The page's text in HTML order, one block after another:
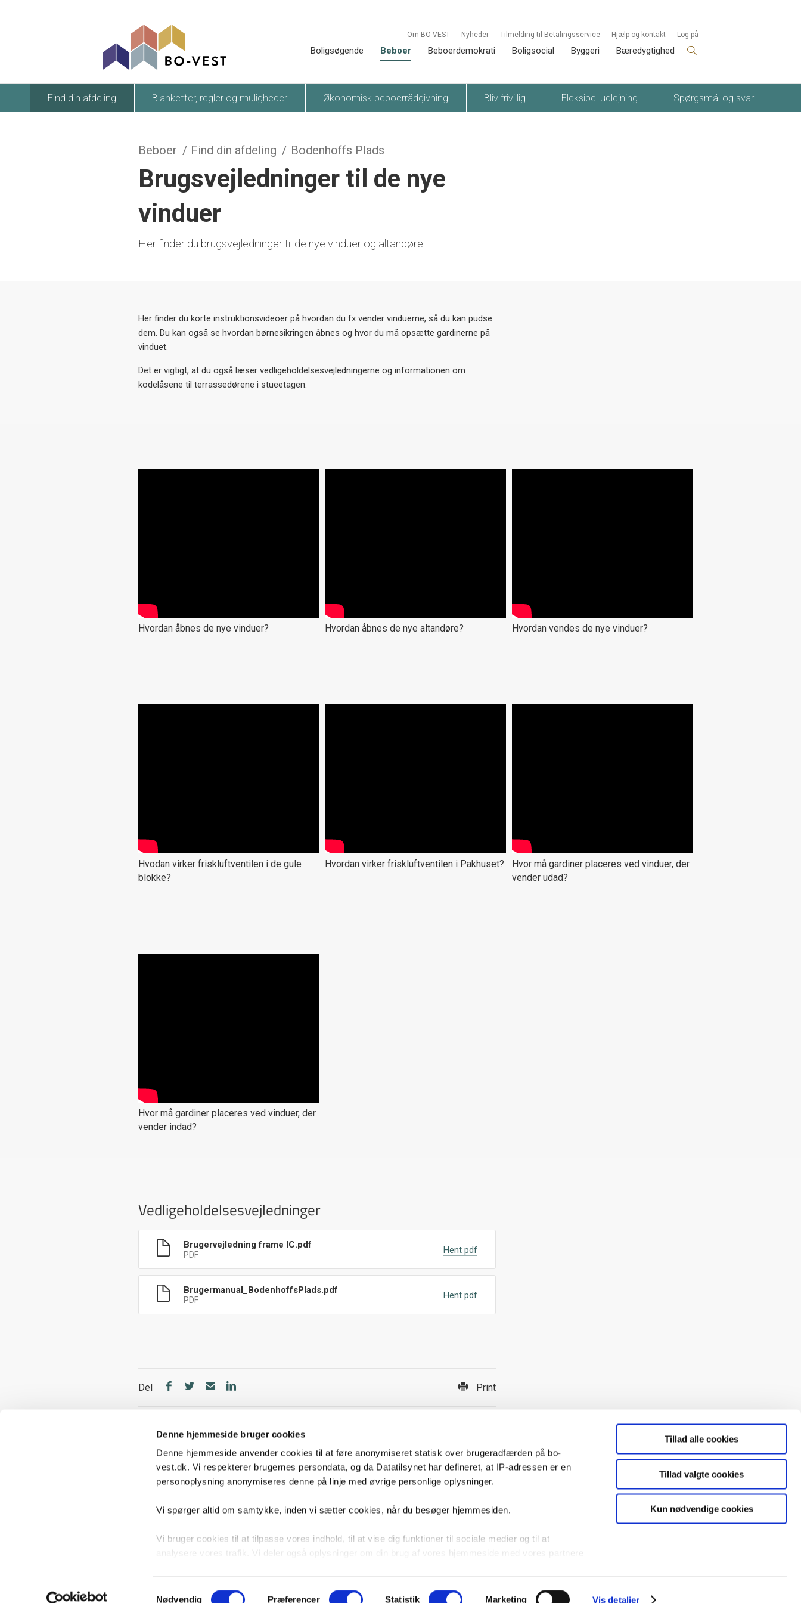
Denne hjemmeside bruger cookies
Denne hjemmeside anvender cookies til at føre anonymiseret statisk over brugeradfærden på bo-
vest.dk. Vi respekterer brugernes persondata, og da Datatilsynet har defineret, at IP-adressen er en
personoplysning anonymiseres denne på linje med øvrige personlige oplysninger.
Vi spørger altid om samtykke, inden vi sætter cookies, når du besøger hjemmesiden.
Vi bruger cookies til at tilpasse vores indhold, til at vise dig funktioner til sociale medier og til at
analysere vores trafik. Vi deler også oplysninger om din brug af vores hjemmeside med vores partnere
Samtykkevalg
Nødvendig Præferencer Statistik Marketing Vis detaljer
Tillad alle cookies
Tillad valgte cookies
Kun nødvendige cookies
Om BO-VEST Nyheder Tilmelding til Betalingsservice Hjælp og kontakt Log på
Boligsøgende Beboer Beboerdemokrati Boligsocial Byggeri Bæredygtighed
Find din afdeling Blanketter, regler og muligheder Økonomisk beboerrådgivning Bliv frivillig Fleksibel udlejning Spørgsmål og svar
Beboer Find din afdeling Bodenhoffs Plads
Brugsvejledninger til de nye
vinduer
Her finder du brugsvejledninger til de nye vinduer og altandøre.
Her finder du korte instruktionsvideoer på hvordan du fx vender vinduerne, så du kan pudse
dem. Du kan også se hvordan børnesikringen åbnes og hvor du må opsætte gardinerne på
vinduet.
Det er vigtigt, at du også læser vedligeholdelsesvejledningerne og informationen om
kodelåsene til terrassedørene i stueetagen.
Hvordan åbnes de nye vinduer? Hvordan åbnes de nye altandøre? Hvordan vendes de nye vinduer?
Hvodan virker friskluftventilen i de gule
blokke?
Hvordan virker friskluftventilen i Pakhuset?
Hvor må gardiner placeres ved vinduer, der
vender udad?
Hvor må gardiner placeres ved vinduer, der
vender indad?
Vedligeholdelsesvejledninger
Brugervejledning frame IC.pdf
PDF Hent pdf
Brugermanual_BodenhoffsPlads.pdf
PDF Hent pdf
Del Print
Hjælp og kontakt Om beboerdemokrati
Se ledige jobs Cookie- og Persondatapolitik
Følg os på Facebook